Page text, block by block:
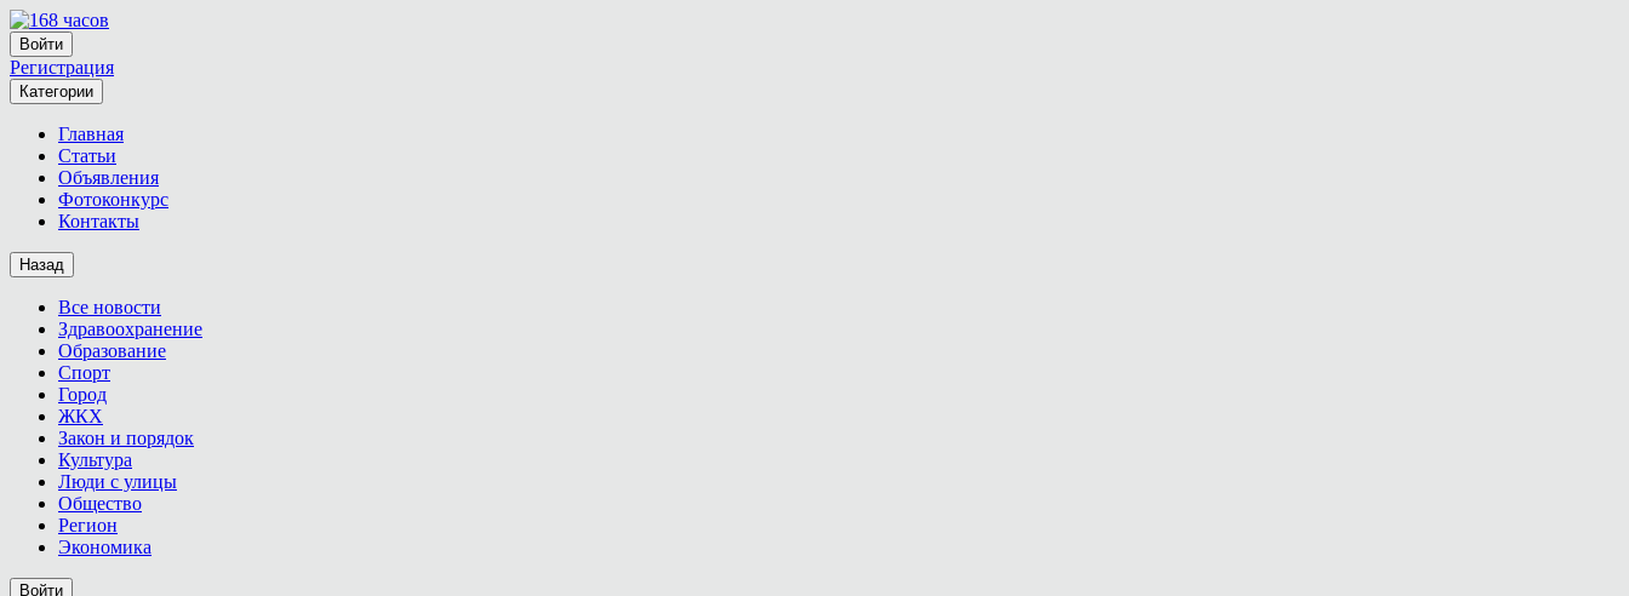
Войти
Регистрация
Категории
Главная
Статьи
Объявления
Фотоконкурс
Контакты
Назад
Все новости
Здравоохранение
Образование
Спорт
Город
ЖКХ
Закон и порядок
Культура
Люди с улицы
Общество
Регион
Экономика
Войти